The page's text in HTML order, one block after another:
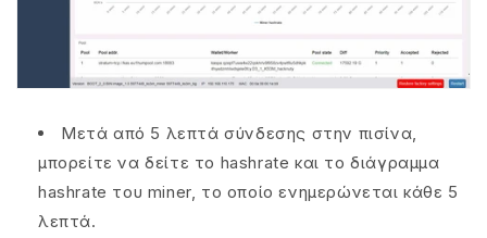
Μετά από 5 λεπτά σύνδεσης στην πισίνα,
μπορείτε να δείτε το hashrate και το διάγραμμα
hashrate του miner, το οποίο ενημερώνεται κάθε 5
λεπτά.